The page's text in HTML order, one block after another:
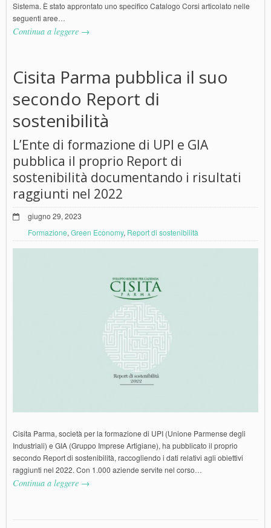
Sistema. È stato approntato uno specifico Catalogo Corsi articolato nelle
seguenti aree…
Continua a leggere →
Cisita Parma pubblica il suo
secondo Report di
sostenibilità
L’Ente di formazione di UPI e GIA
pubblica il proprio Report di
sostenibilità documentando i risultati
raggiunti nel 2022
giugno 29, 2023
Formazione, Green Economy, Report di sostenibilità
Cisita Parma, società per la formazione di UPI (Unione Parmense degli
Industriali) e GIA (Gruppo Imprese Artigiane), ha pubblicato il proprio
secondo Report di sostenibilità, raccogliendo i dati relativi agli obiettivi
raggiunti nel 2022. Con 1.000 aziende servite nel corso…
Continua a leggere →